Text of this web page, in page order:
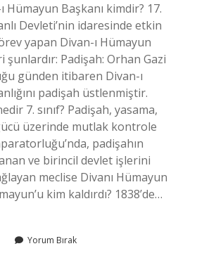
Hümayun Başkanı kimdir? 17.
Devleti’nin idaresinde etkin
yapan Divan-ı Hümayun
Padişah: Orhan Gazi
günden itibaren Divan-ı
padişah üstlenmiştir.
7. sınıf? Padişah, yasama,
üzerinde mutlak kontrole
padişahın
ve birincil devlet işlerini
meclise Divanı Hümayun
kim kaldırdı? 1838’de…
Yorum Bırak